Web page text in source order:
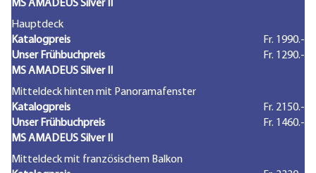
MS AMADEUS Silver II
Hauptdeck
Katalogpreis
Fr. 1990.-
Unser Frühbuchpreis
Fr. 1290.-
MS AMADEUS Silver II
Mitteldeck hinten mit Panoramafenster
Katalogpreis
Fr. 2150.-
Unser Frühbuchpreis
Fr. 1460.-
MS AMADEUS Silver II
Mitteldeck mit französischem Balkon